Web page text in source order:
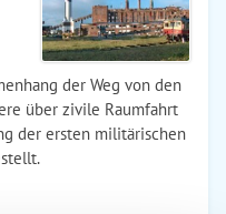
der Weg von den
über zivile Raumfahrt
der ersten militärischen